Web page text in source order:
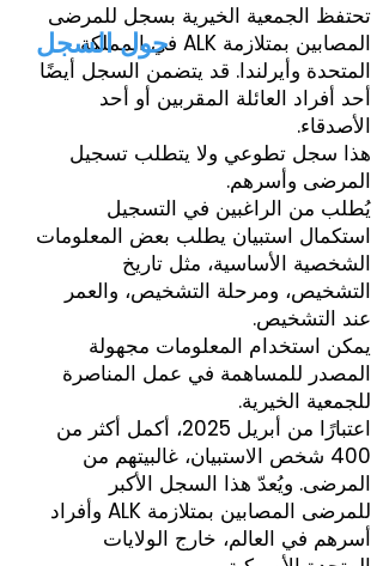
تحتفظ الجمعية الخيرية بسجل للمرضى
المصابين بمتلازمة ALK في المملكة
المتحدة وأيرلندا. قد يتضمن السجل أيضًا
أحد أفراد العائلة المقربين أو أحد
الأصدقاء.
هذا سجل تطوعي ولا يتطلب تسجيل
المرضى وأسرهم.
يُطلب من الراغبين في التسجيل
استكمال استبيان يطلب بعض المعلومات
الشخصية الأساسية، مثل تاريخ
التشخيص، ومرحلة التشخيص، والعمر
عند التشخيص.
يمكن استخدام المعلومات مجهولة
المصدر للمساهمة في عمل المناصرة
للجمعية الخيرية.
اعتبارًا من أبريل 2025، أكمل أكثر من
400 شخص الاستبيان، غالبيتهم من
المرضى. ويُعدّ هذا السجل الأكبر
للمرضى المصابين بمتلازمة ALK وأفراد
أسرهم في العالم، خارج الولايات
حول السجل